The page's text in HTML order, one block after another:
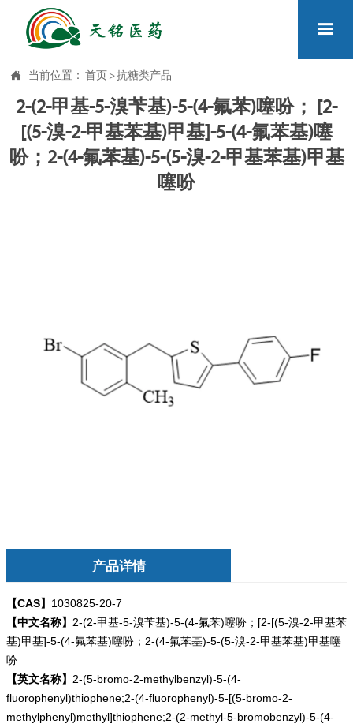

 当前位置： 首页 >抗糖类产品
2-(2-甲基-5-溴苄基)-5-(4-氟苯)噻吩； [2-
[(5-溴-2-甲基苯基)甲基]-5-(4-氟苯基)噻
吩；2-(4-氟苯基)-5-(5-溴-2-甲基苯基)甲基
噻吩
产品详情
【CAS】 1030825-20-7
【中文名称】 2-(2-甲基-5-溴苄基)-5-(4-氟苯)噻吩；[2-[(5-溴-2-甲基苯
基)甲基]-5-(4-氟苯基)噻吩；2-(4-氟苯基)-5-(5-溴-2-甲基苯基)甲基噻
吩
【英文名称】 2-(5-bromo-2-methylbenzyl)-5-(4-
fluorophenyl)thiophene;2-(4-fluorophenyl)-5-[(5-bromo-2-
methylphenyl)methyl]thiophene;2-(2-methyl-5-bromobenzyl)-5-(4-